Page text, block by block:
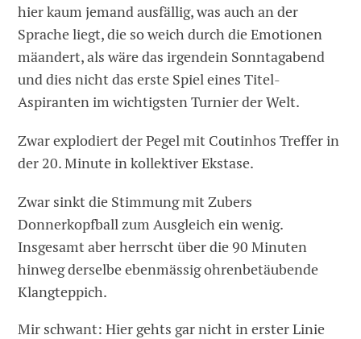
hier kaum jemand ausfällig, was auch an der
Sprache liegt, die so weich durch die Emotionen
mäandert, als wäre das irgendein Sonntagabend
und dies nicht das erste Spiel eines Titel-
Aspiranten im wichtigsten Turnier der Welt.
Zwar explodiert der Pegel mit Coutinhos Treffer in
der 20. Minute in kollektiver Ekstase.
Zwar sinkt die Stimmung mit Zubers
Donnerkopfball zum Ausgleich ein wenig.
Insgesamt aber herrscht über die 90 Minuten
hinweg derselbe ebenmässig ohrenbetäubende
Klangteppich.
Mir schwant: Hier gehts gar nicht in erster Linie